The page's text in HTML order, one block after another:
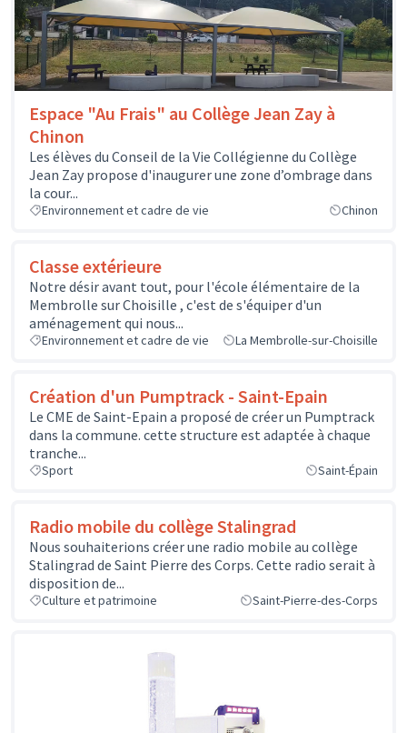
Espace "Au Frais" au Collège Jean Zay à
Chinon
Les élèves du Conseil de la Vie Collégienne du Collège
Jean Zay propose d'inaugurer une zone d’ombrage dans
la cour...
Environnement et cadre de vie Chinon
Classe extérieure
Notre désir avant tout, pour l'école élémentaire de la
Membrolle sur Choisille , c'est de s'équiper d'un
aménagement qui nous...
Environnement et cadre de vie La Membrolle-sur-Choisille
Création d'un Pumptrack - Saint-Epain
Le CME de Saint-Epain a proposé de créer un Pumptrack
dans la commune. cette structure est adaptée à chaque
tranche...
Sport Saint-Épain
Radio mobile du collège Stalingrad
Nous souhaiterions créer une radio mobile au collège
Stalingrad de Saint Pierre des Corps. Cette radio serait à
disposition de...
Culture et patrimoine Saint-Pierre-des-Corps